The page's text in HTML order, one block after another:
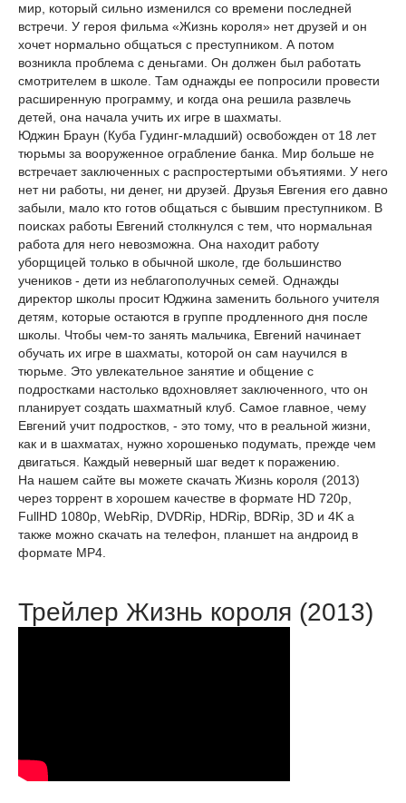
мир, который сильно изменился со времени последней
встречи. У героя фильма «Жизнь короля» нет друзей и он
хочет нормально общаться с преступником. А потом
возникла проблема с деньгами. Он должен был работать
смотрителем в школе. Там однажды ее попросили провести
расширенную программу, и когда она решила развлечь
детей, она начала учить их игре в шахматы.
Юджин Браун (Куба Гудинг-младший) освобожден от 18 лет
тюрьмы за вооруженное ограбление банка. Мир больше не
встречает заключенных с распростертыми объятиями. У него
нет ни работы, ни денег, ни друзей. Друзья Евгения его давно
забыли, мало кто готов общаться с бывшим преступником. В
поисках работы Евгений столкнулся с тем, что нормальная
работа для него невозможна. Она находит работу
уборщицей только в обычной школе, где большинство
учеников - дети из неблагополучных семей. Однажды
директор школы просит Юджина заменить больного учителя
детям, которые остаются в группе продленного дня после
школы. Чтобы чем-то занять мальчика, Евгений начинает
обучать их игре в шахматы, которой он сам научился в
тюрьме. Это увлекательное занятие и общение с
подростками настолько вдохновляет заключенного, что он
планирует создать шахматный клуб. Самое главное, чему
Евгений учит подростков, - это тому, что в реальной жизни,
как и в шахматах, нужно хорошенько подумать, прежде чем
двигаться. Каждый неверный шаг ведет к поражению.
На нашем сайте вы можете скачать Жизнь короля (2013)
через торрент в хорошем качестве в формате HD 720p,
FullHD 1080p, WebRip, DVDRip, HDRip, BDRip, 3D и 4K а
также можно скачать на телефон, планшет на андроид в
формате MP4.
Трейлер Жизнь короля (2013)